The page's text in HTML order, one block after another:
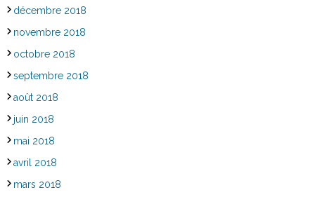
décembre 2018
novembre 2018
octobre 2018
septembre 2018
août 2018
juin 2018
mai 2018
avril 2018
mars 2018